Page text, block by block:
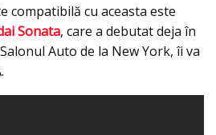
compatibilă cu aceasta este
Sonata, care a debutat deja în
Auto de la New York, îi va